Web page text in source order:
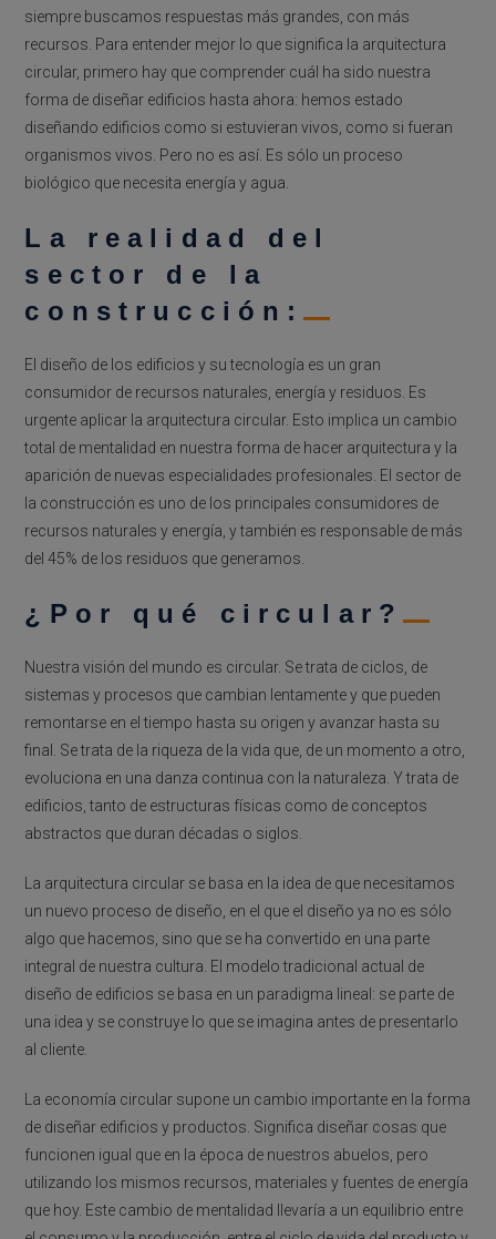
siempre buscamos respuestas más grandes, con más
recursos. Para entender mejor lo que significa la arquitectura
circular, primero hay que comprender cuál ha sido nuestra
forma de diseñar edificios hasta ahora: hemos estado
diseñando edificios como si estuvieran vivos, como si fueran
organismos vivos. Pero no es así. Es sólo un proceso
biológico que necesita energía y agua.
La realidad del
sector de la
construcción:
El diseño de los edificios y su tecnología es un gran
consumidor de recursos naturales, energía y residuos. Es
urgente aplicar la arquitectura circular. Esto implica un cambio
total de mentalidad en nuestra forma de hacer arquitectura y la
aparición de nuevas especialidades profesionales. El sector de
la construcción es uno de los principales consumidores de
recursos naturales y energía, y también es responsable de más
del 45% de los residuos que generamos.
¿Por qué circular?
Nuestra visión del mundo es circular. Se trata de ciclos, de
sistemas y procesos que cambian lentamente y que pueden
remontarse en el tiempo hasta su origen y avanzar hasta su
final. Se trata de la riqueza de la vida que, de un momento a otro,
evoluciona en una danza continua con la naturaleza. Y trata de
edificios, tanto de estructuras físicas como de conceptos
abstractos que duran décadas o siglos.
La arquitectura circular se basa en la idea de que necesitamos
un nuevo proceso de diseño, en el que el diseño ya no es sólo
algo que hacemos, sino que se ha convertido en una parte
integral de nuestra cultura. El modelo tradicional actual de
diseño de edificios se basa en un paradigma lineal: se parte de
una idea y se construye lo que se imagina antes de presentarlo
al cliente.
La economía circular supone un cambio importante en la forma
de diseñar edificios y productos. Significa diseñar cosas que
funcionen igual que en la época de nuestros abuelos, pero
utilizando los mismos recursos, materiales y fuentes de energía
que hoy. Este cambio de mentalidad llevaría a un equilibrio entre